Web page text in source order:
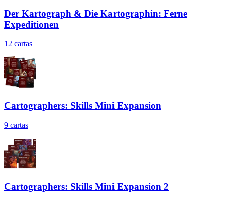
Der Kartograph & Die Kartographin: Ferne
Expeditionen
12 cartas
Cartographers: Skills Mini Expansion
9 cartas
Cartographers: Skills Mini Expansion 2